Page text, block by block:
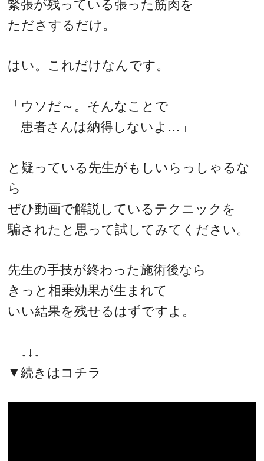
緊張が残っている張った筋肉を
たださするだけ。
はい。これだけなんです。
「ウソだ～。そんなことで
患者さんは納得しないよ…」
と疑っている先生がもしいらっしゃるな
ら
ぜひ動画で解説しているテクニックを
騙されたと思って試してみてください。
先生の手技が終わった施術後なら
きっと相乗効果が生まれて
いい結果を残せるはずですよ。
↓↓↓
▼続きはコチラ